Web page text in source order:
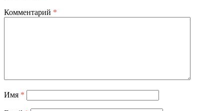
Комментарий *
Имя *